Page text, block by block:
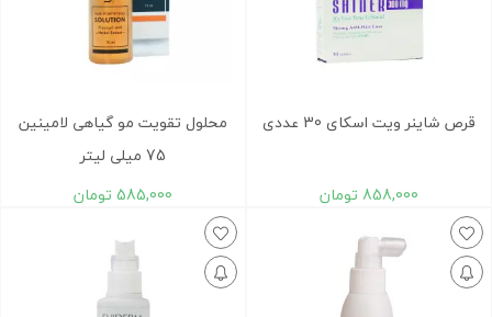
قرص شاینر ویت اسکای 30 عددی
858,000 تومان
محلول تقویت مو گیاهی لامینین
75 میلی لیتر
585,000 تومان